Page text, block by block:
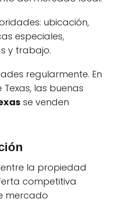
ubicación,
especiales,
y trabajo.
regularmente. En
las buenas
se venden
la propiedad
competitiva
mercado